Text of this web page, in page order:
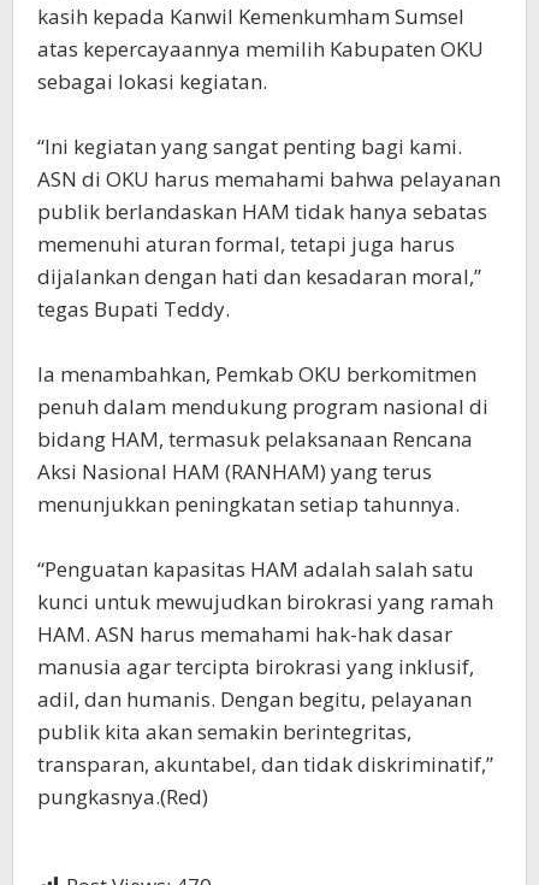
kasih kepada Kanwil Kemenkumham Sumsel
atas kepercayaannya memilih Kabupaten OKU
sebagai lokasi kegiatan.
“Ini kegiatan yang sangat penting bagi kami.
ASN di OKU harus memahami bahwa pelayanan
publik berlandaskan HAM tidak hanya sebatas
memenuhi aturan formal, tetapi juga harus
dijalankan dengan hati dan kesadaran moral,”
tegas Bupati Teddy.
Ia menambahkan, Pemkab OKU berkomitmen
penuh dalam mendukung program nasional di
bidang HAM, termasuk pelaksanaan Rencana
Aksi Nasional HAM (RANHAM) yang terus
menunjukkan peningkatan setiap tahunnya.
“Penguatan kapasitas HAM adalah salah satu
kunci untuk mewujudkan birokrasi yang ramah
HAM. ASN harus memahami hak-hak dasar
manusia agar tercipta birokrasi yang inklusif,
adil, dan humanis. Dengan begitu, pelayanan
publik kita akan semakin berintegritas,
transparan, akuntabel, dan tidak diskriminatif,”
pungkasnya.(Red)